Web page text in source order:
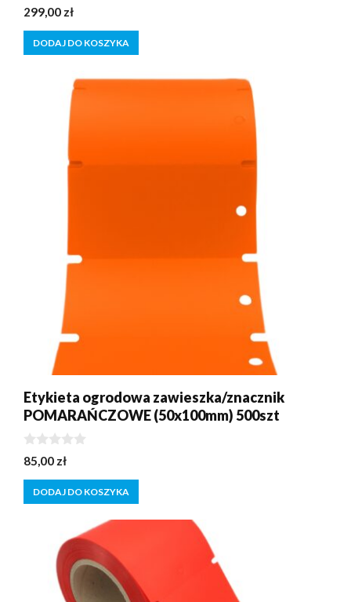
0
z
5
299,00 zł
DODAJ DO KOSZYKA
Etykieta ogrodowa zawieszka/znacznik
POMARAŃCZOWE (50x100mm) 500szt
0
z
5
85,00 zł
DODAJ DO KOSZYKA